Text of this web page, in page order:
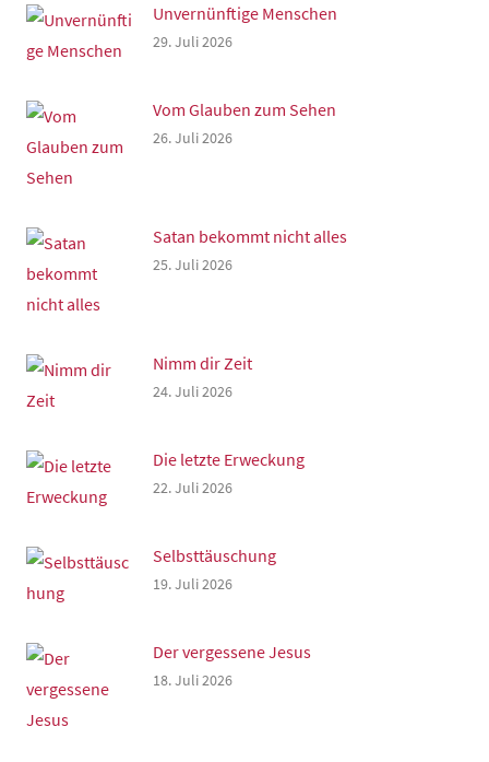
Unvernünftige Menschen
29. Juli 2026
Vom Glauben zum Sehen
26. Juli 2026
Satan bekommt nicht alles
25. Juli 2026
Nimm dir Zeit
24. Juli 2026
Die letzte Erweckung
22. Juli 2026
Selbsttäuschung
19. Juli 2026
Der vergessene Jesus
18. Juli 2026